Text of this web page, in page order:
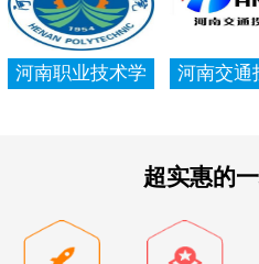
河南职业技术学
河南交通
超实惠的